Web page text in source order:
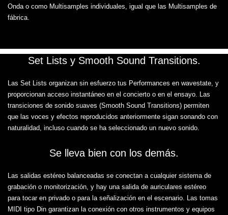
Onda o como Multisamples individuales, igual que las Multisamples de
fábrica.
Set Lists y Smooth Sound Transitions.
Las Set Lists organizan sin esfuerzo tus Performances en wavestate, y
proporcionan acceso instantáneo en el concierto o en el ensayo. Las
transiciones de sonido suaves (Smooth Sound Transitions) permiten
que las voces y efectos reproducidos anteriormente sigan sonando con
naturalidad, incluso cuando se ha seleccionado un nuevo sonido.
Se lleva bien con los demás.
Las salidas estéreo balanceadas se conectan a cualquier sistema de
grabación o monitorización, y hay una salida de auriculares estéreo
para tocar en privado o para la señalización en el escenario. Las tomas
MIDI tipo Din garantizan la conexión con otros instrumentos y equipos